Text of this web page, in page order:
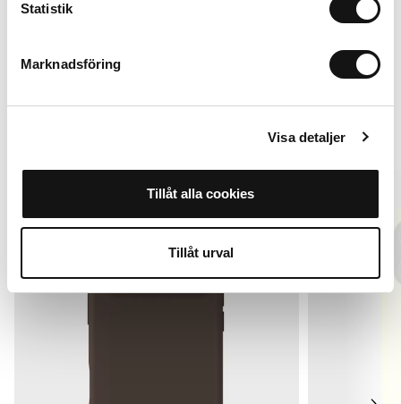
Statistik
Marknadsföring
Visa detaljer
Tillåt alla cookies
Tillåt urval
199 SEK
Lisää ostoskoriin